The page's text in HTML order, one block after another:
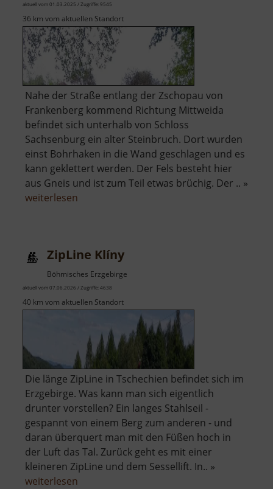
aktuell vom 01.03.2025 / Zugriffe: 9545
36 km vom aktuellen Standort
Nahe der Straße entlang der Zschopau von
Frankenberg kommend Richtung Mittweida
befindet sich unterhalb von Schloss
Sachsenburg ein alter Steinbruch. Dort wurden
einst Bohrhaken in die Wand geschlagen und es
kann geklettert werden. Der Fels besteht hier
aus Gneis und ist zum Teil etwas brüchig. Der .. »
weiterlesen
ZipLine Klíny
Böhmisches Erzgebirge
aktuell vom 07.06.2026 / Zugriffe: 4638
40 km vom aktuellen Standort
Die länge ZipLine in Tschechien befindet sich im
Erzgebirge. Was kann man sich eigentlich
drunter vorstellen? Ein langes Stahlseil -
gespannt von einem Berg zum anderen - und
daran überquert man mit den Füßen hoch in
der Luft das Tal. Zurück geht es mit einer
kleineren ZipLine und dem Sessellift. In.. »
weiterlesen